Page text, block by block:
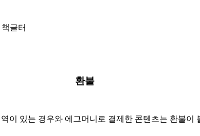
글터
환불
이 있는 경우와 에그머니로 결제한 콘텐츠는 환불이